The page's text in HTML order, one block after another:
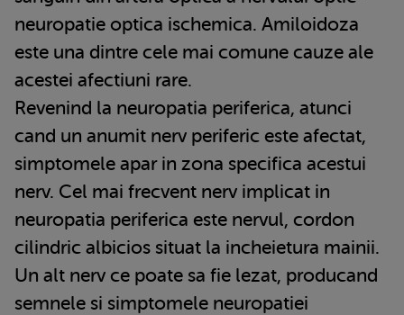
neuropatie optica ischemica. Amiloidoza
este una dintre cele mai comune cauze ale
acestei afectiuni rare.
Revenind la neuropatia periferica, atunci
cand un anumit nerv periferic este afectat,
simptomele apar in zona specifica acestui
nerv. Cel mai frecvent nerv implicat in
neuropatia periferica este nervul, cordon
cilindric albicios situat la incheietura mainii.
Un alt nerv ce poate sa fie lezat, producand
semnele si simptomele neuropatiei